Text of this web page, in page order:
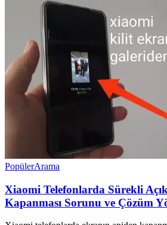
PopülerArama
Xiaomi Telefonlarda Sürekli
Kapanması Sorunu ve Çözüm